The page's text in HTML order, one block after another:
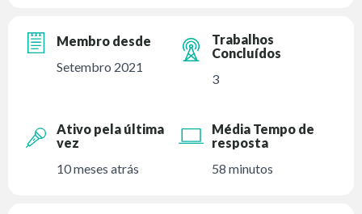
Membro desde
Setembro 2021
Trabalhos
Concluídos
3
Ativo pela última
vez
10 meses atrás
Média Tempo de
resposta
58 minutos